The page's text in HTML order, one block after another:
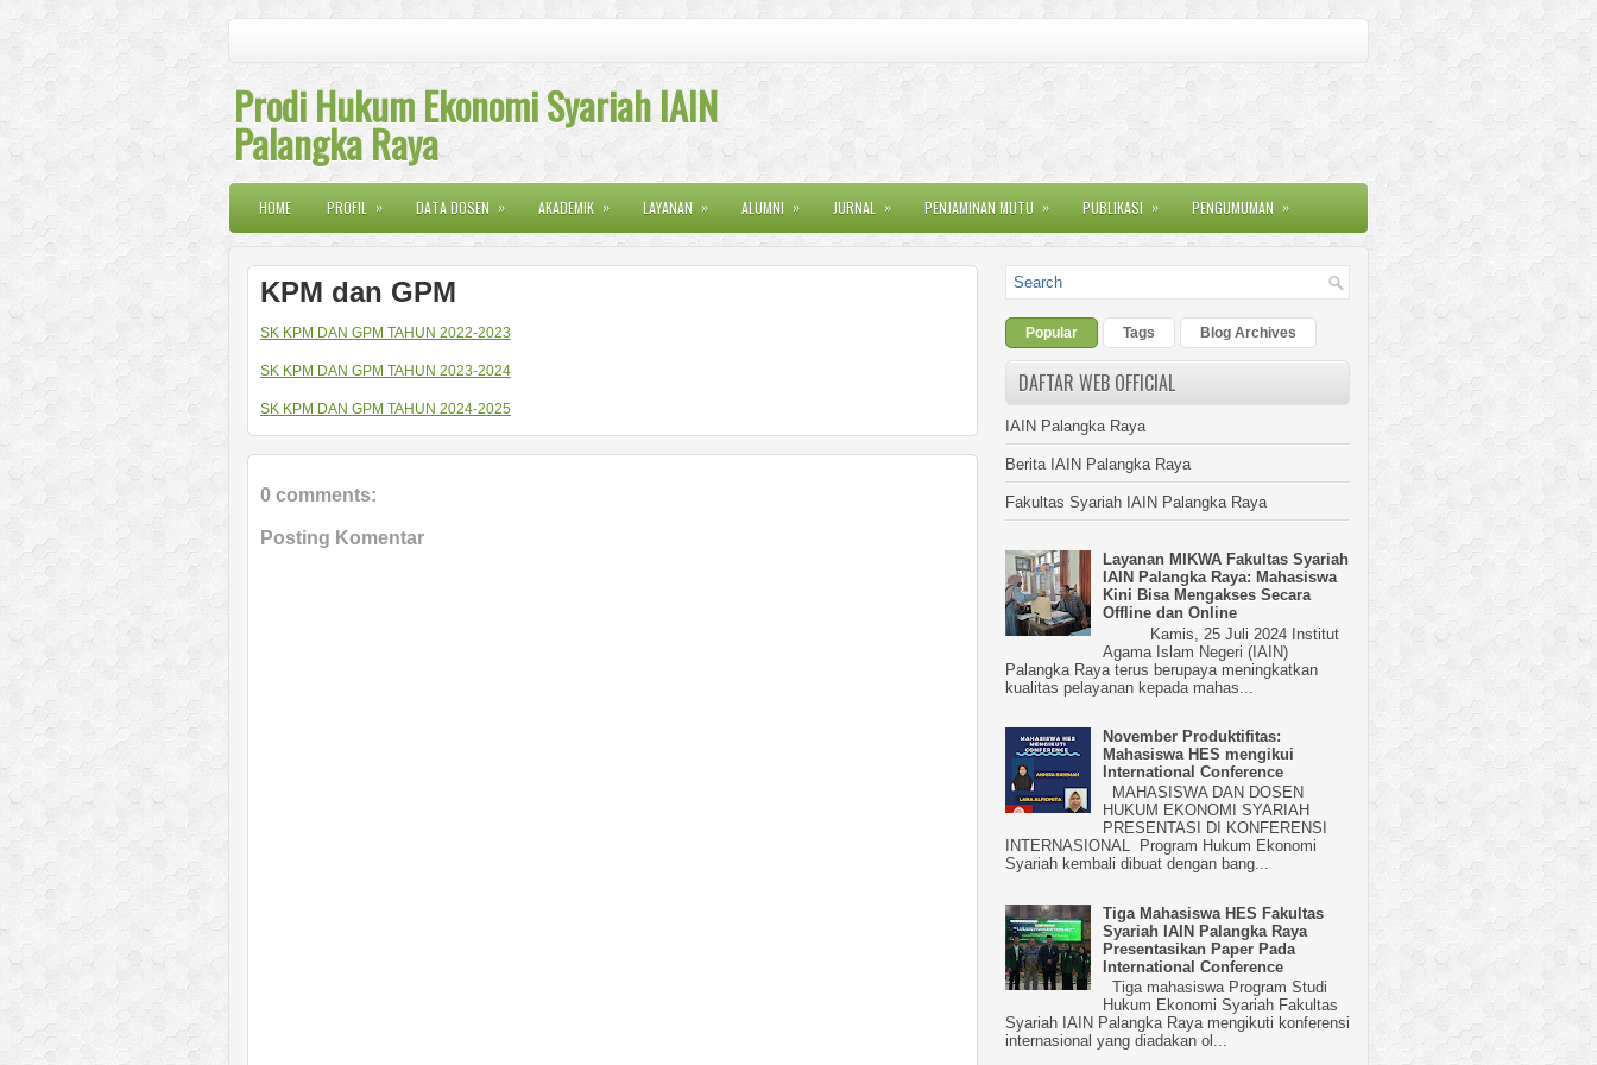
Prodi Hukum Ekonomi Syariah IAIN
Palangka Raya
HOME PROFIL » DATA DOSEN » AKADEMIK » LAYANAN » ALUMNI » JURNAL » PENJAMINAN MUTU » PUBLIKASI » PENGUMUMAN »
KPM dan GPM
SK KPM DAN GPM TAHUN 2022-2023
SK KPM DAN GPM TAHUN 2023-2024
SK KPM DAN GPM TAHUN 2024-2025
0 comments:
Posting Komentar
Popular Tags Blog Archives
DAFTAR WEB OFFICIAL
IAIN Palangka Raya
Berita IAIN Palangka Raya
Fakultas Syariah IAIN Palangka Raya
Layanan MIKWA Fakultas Syariah
IAIN Palangka Raya: Mahasiswa
Kini Bisa Mengakses Secara
Offline dan Online
Kamis, 25 Juli 2024 Institut
Agama Islam Negeri (IAIN)
Palangka Raya terus berupaya meningkatkan
kualitas pelayanan kepada mahas...
November Produktifitas:
Mahasiswa HES mengikui
International Conference
MAHASISWA DAN DOSEN
HUKUM EKONOMI SYARIAH
PRESENTASI DI KONFERENSI
INTERNASIONAL Program Hukum Ekonomi
Syariah kembali dibuat dengan bang...
Tiga Mahasiswa HES Fakultas
Syariah IAIN Palangka Raya
Presentasikan Paper Pada
International Conference
Tiga mahasiswa Program Studi
Hukum Ekonomi Syariah Fakultas
Syariah IAIN Palangka Raya mengikuti konferensi
internasional yang diadakan ol...